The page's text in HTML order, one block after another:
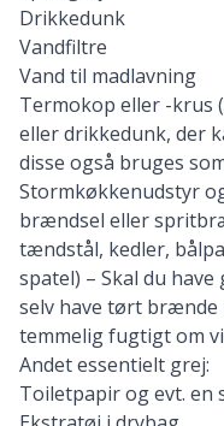
Drikkedunk
Vandfiltre
Vand til madlavning
Termokop eller -krus
eller drikkedunk, der
disse også bruges
Stormkøkkenudstyr
brændsel eller
tændstål, kedler,
spatel) – Skal du
selv have tørt brænde
temmelig fugtigt om
Andet essentielt grej:
Toiletpapir og evt. en